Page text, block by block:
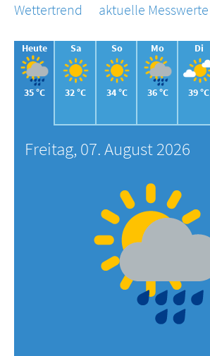
Wettertrend
aktuelle Messwerte
Heute
35 °C
Sa
32 °C
So
34 °C
Mo
36 °C
Di
39 °C
Freitag, 07. August 2026